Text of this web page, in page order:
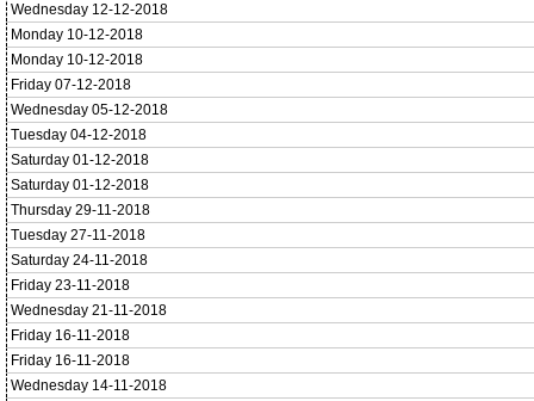
Wednesday 12-12-2018
Monday 10-12-2018
Monday 10-12-2018
Friday 07-12-2018
Wednesday 05-12-2018
Tuesday 04-12-2018
Saturday 01-12-2018
Saturday 01-12-2018
Thursday 29-11-2018
Tuesday 27-11-2018
Saturday 24-11-2018
Friday 23-11-2018
Wednesday 21-11-2018
Friday 16-11-2018
Friday 16-11-2018
Wednesday 14-11-2018